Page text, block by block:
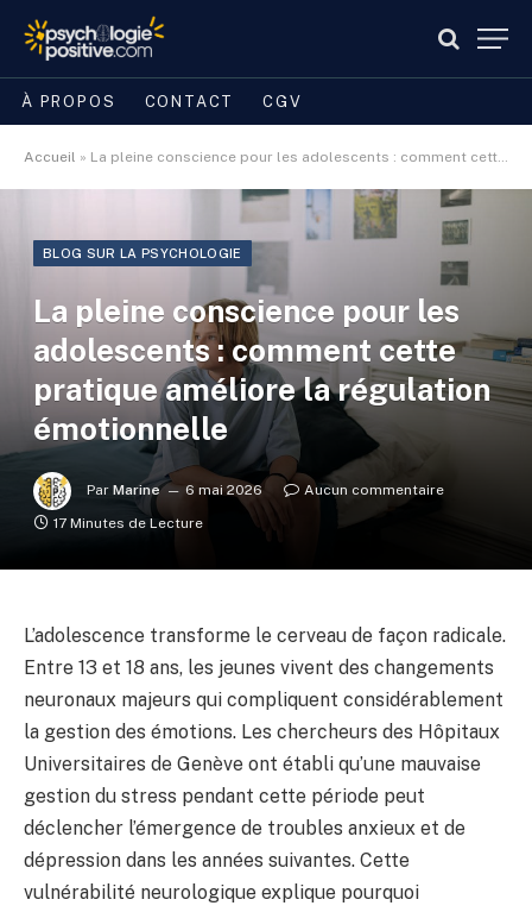
À PROPOS CONTACT CGV
Accueil » La pleine conscience pour les adolescents : comment cette pratique améliore la régulation émotionnelle
BLOG SUR LA PSYCHOLOGIE
La pleine conscience pour les
adolescents : comment cette
pratique améliore la régulation
émotionnelle
Par Marine 6 mai 2026
Aucun commentaire
17 Minutes de Lecture
L’adolescence transforme le cerveau de façon radicale.
Entre 13 et 18 ans, les jeunes vivent des changements
neuronaux majeurs qui compliquent considérablement
la gestion des émotions. Les chercheurs des Hôpitaux
Universitaires de Genève ont établi qu’une mauvaise
gestion du stress pendant cette période peut
déclencher l’émergence de troubles anxieux et de
dépression dans les années suivantes. Cette
vulnérabilité neurologique explique pourquoi